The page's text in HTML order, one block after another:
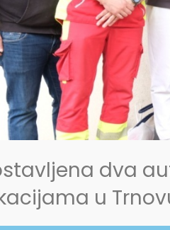
dva
u